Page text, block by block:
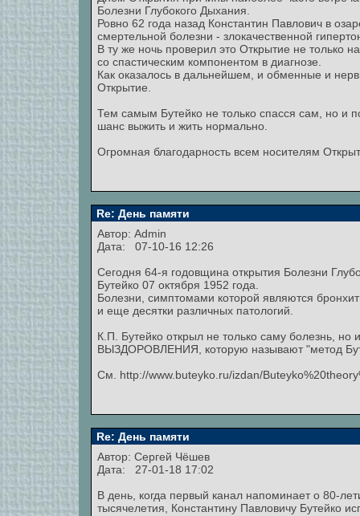
Болезни Глубокого Дыхания.
Ровно 62 года назад Константин Павлович в
смертельной болезни - злокачественной
В ту же ночь проверил это Открытие не только
со спастическим компонентом в диагнозе.
Как оказалось в дальнейшем, и обменные и
Открытие.
Тем самым Бутейко не только спасся сам, но и
шанс выжить и жить нормально.
Огромная благодарность всем носителям
Re: День памяти
Автор: Admin
Дата: 07-10-16 12:26
Сегодня 64-я годовщина открытия Болезни
Бутейко 07 октября 1952 года.
Болезни, симптомами которой являются
и еще десятки различных патологий.
К.П. Бутейко открыл не только саму болезнь,
ВЫЗДОРОВЛЕНИЯ, которую называют "метод
См. http://www.buteyko.ru/izdan/
Re: День памяти
Автор: Сергей Чёшев
Дата: 27-01-18 17:02
В день, когда первый канал напоминает о 80-
тысячелетия, Константину Павловичу Бутейко